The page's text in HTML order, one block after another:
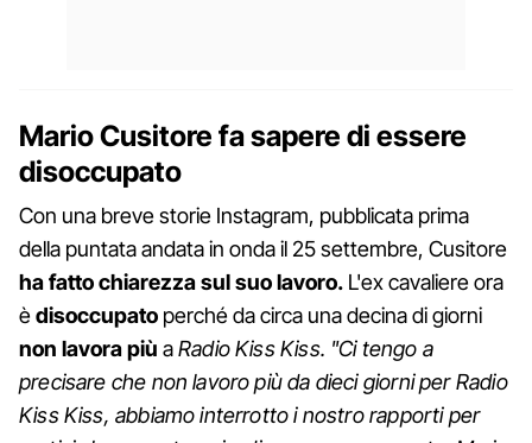
Mario Cusitore fa sapere di essere
disoccupato
Con una breve storie Instagram, pubblicata prima
della puntata andata in onda il 25 settembre, Cusitore
ha fatto chiarezza sul suo lavoro. L'ex cavaliere ora
èdisoccupato perché da circa una decina di giorni
non lavora più aRadio Kiss Kiss. "Ci tengo a
precisare che non lavoro più da dieci giorni per Radio
Kiss Kiss, abbiamo interrotto i nostro rapporti per